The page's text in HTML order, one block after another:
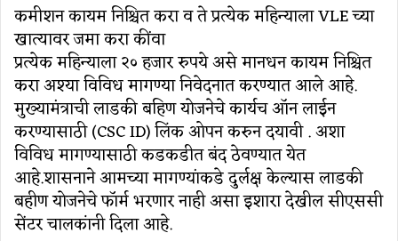
कमीशन कायम निश्चित करा व ते प्रत्येक महिन्याला VLE च्या
खात्यावर जमा करा कींवा
प्रत्येक महिन्याला २० हजार रुपये असे मानधन कायम निश्चित
करा अश्या विविध मागण्या निवेदनात करण्यात आले आहे.
मुख्यामंत्राची लाडकी बहिण योजनेचे कार्यच ऑन लाईन
करण्यासाठी (CSC ID) लिंक ओपन करुन दयावी . अशा
विविध मागण्यासाठी कडकडीत बंद ठेवण्यात येत
आहे.शासनाने आमच्या मागण्यांकडे दुर्लक्ष केल्यास लाडकी
बहीण योजनेचे फॉर्म भरणार नाही असा इशारा देखील सीएससी
सेंटर चालकांनी दिला आहे.